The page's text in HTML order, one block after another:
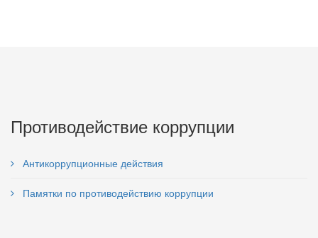
Противодействие коррупции
Антикоррупционные действия
Памятки по противодействию коррупции